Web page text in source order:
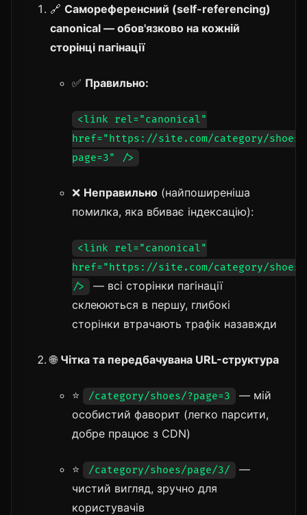
🔗 Самореференсний (self-referencing)
canonical — обов'язково на кожній
сторінці пагінації
✅ Правильно:
<link rel="canonical"
href="https://site.com/category/shoes?
page=3" />
❌ Неправильно (найпоширеніша
помилка, яка вбиває індексацію):
<link rel="canonical"
href="https://site.com/category/shoes"
/>
— всі сторінки пагінації
склеюються в першу, глибокі
сторінки втрачають трафік назавжди
🌐 Чітка та передбачувана URL-структура
⭐️ /category/shoes/?page=3
— мій
особистий фаворит (легко парсити,
добре працює з CDN)
⭐️ /category/shoes/page/3/
—
чистий вигляд, зручно для
користувачів